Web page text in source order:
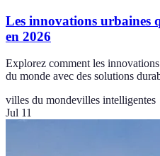
Les innovations urbaines
en 2026
Explorez comment les
du monde avec des solutions
villes du mondevilles intelligentes
Jul 11